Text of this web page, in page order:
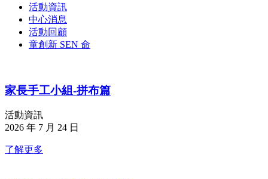
活動資訊
中心消息
活動回顧
童創新 SEN 命
家長手工小組-拼布篇
活動資訊
2026 年 7 月 24 日
了解更多